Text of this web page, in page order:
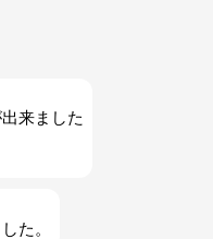
来ました
た。